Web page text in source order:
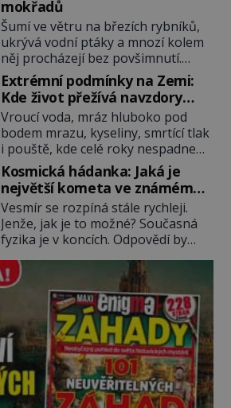
Po několika sekundách všem
ztuhnou úsměvy, stroj totiž
exploduje. Jejich konstrukce není
z levného kraje, daňové poplatníky
stojí miliardy dolarů. Na druhou
stranu zvládnou jen představitelné
věci. Na malé kousky Název:
Columbia První […]
mokřadů
Šumí ve větru na březích rybníků,
ukrývá vodní ptáky a mnozí kolem
něj procházejí bez povšimnutí.
Přesto právě rákos pomáhal stavět
domy, vyrábět lodě, zapisovat první
texty a inspiroval řadu pověstí.
Tato skromná, ale užitečná
rostlina provází člověka už tisíce
let. Většina lidí vnímá rákos jen jako
obyčejnou kulisu letního koupání.
Stačí se však podívat […]
Extrémní podmínky na Zemi:
Kde život přežívá navzdory
všemu
Vroucí voda, mráz hluboko pod
bodem mrazu, kyseliny, smrtící tlak
i pouště, kde celé roky nespadne
jediná kapka deště. Na první
pohled místa, kde nemůže
existovat vůbec nic. Přesto právě
tady vědci objevují organismy,
které posouvají hranice života.
Každý nový nález mění naše
představy o tom, co všechno
dokáže příroda a napovídá, kde
bychom jednou […]
Kosmická hádanka: Jaká je
největší kometa ve známém
vesmíru?
Vesmír se rozpíná stále rychleji.
Jenže, jak je to možné? Současná
fyzika je v koncích. Odpovědí by
energie. Právě na tu se zaměří
pozornost dvojice zkušených
astronomů. Namísto ní ale objeví
něco mnohem hmatatelnějšího.
Naprosto rekordní kometu!
Astronomové Pedro Bernardinelli a
Gary Bernstein mravenčí prací
zkoumají archivní snímky v rámci
Průzkumu temné energie […]